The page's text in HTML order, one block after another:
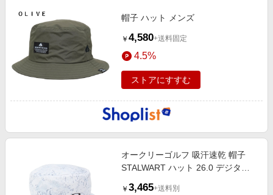
帽子 ハット メンズ
￥ 4,580+送料固定
4.5%
ストアにすすむ
オークリーゴルフ 吸汗速乾 帽子
STALWART ハット 26.0 デジタル
￥ 3,465+送料別